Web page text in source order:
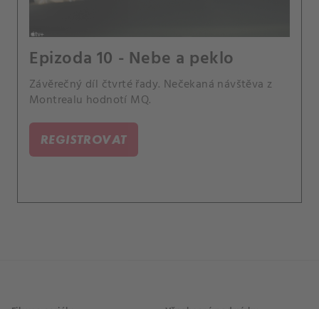
Epizoda 10 - Nebe a peklo
Závěrečný díl čtvrté řady. Nečekaná návštěva z
Montrealu hodnotí MQ.
REGISTROVAT